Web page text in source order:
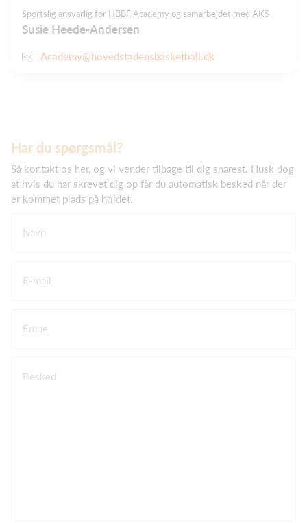
Sportslig ansvarlig for HBBF Academy og samarbejdet med AKS
Susie Heede-Andersen
Academy@hovedstadensbasketball.dk
Har du spørgsmål?
Så kontakt os her, og vi vender tilbage til dig snarest. Husk dog
at hvis du har skrevet dig op får du automatisk besked når der
er kommet plads på holdet.
Navn
E-mail
Emne
Besked